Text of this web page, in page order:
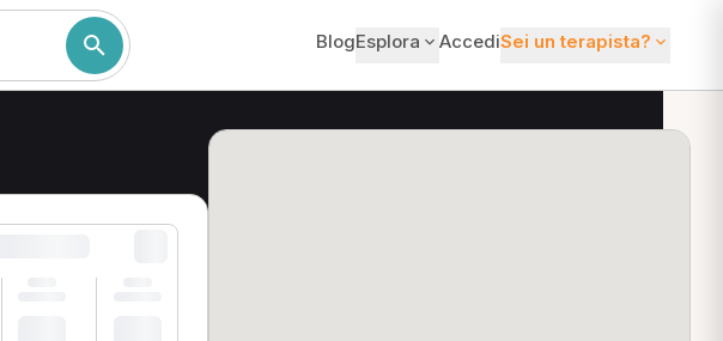
BlogEsplora AccediSei un terapista?